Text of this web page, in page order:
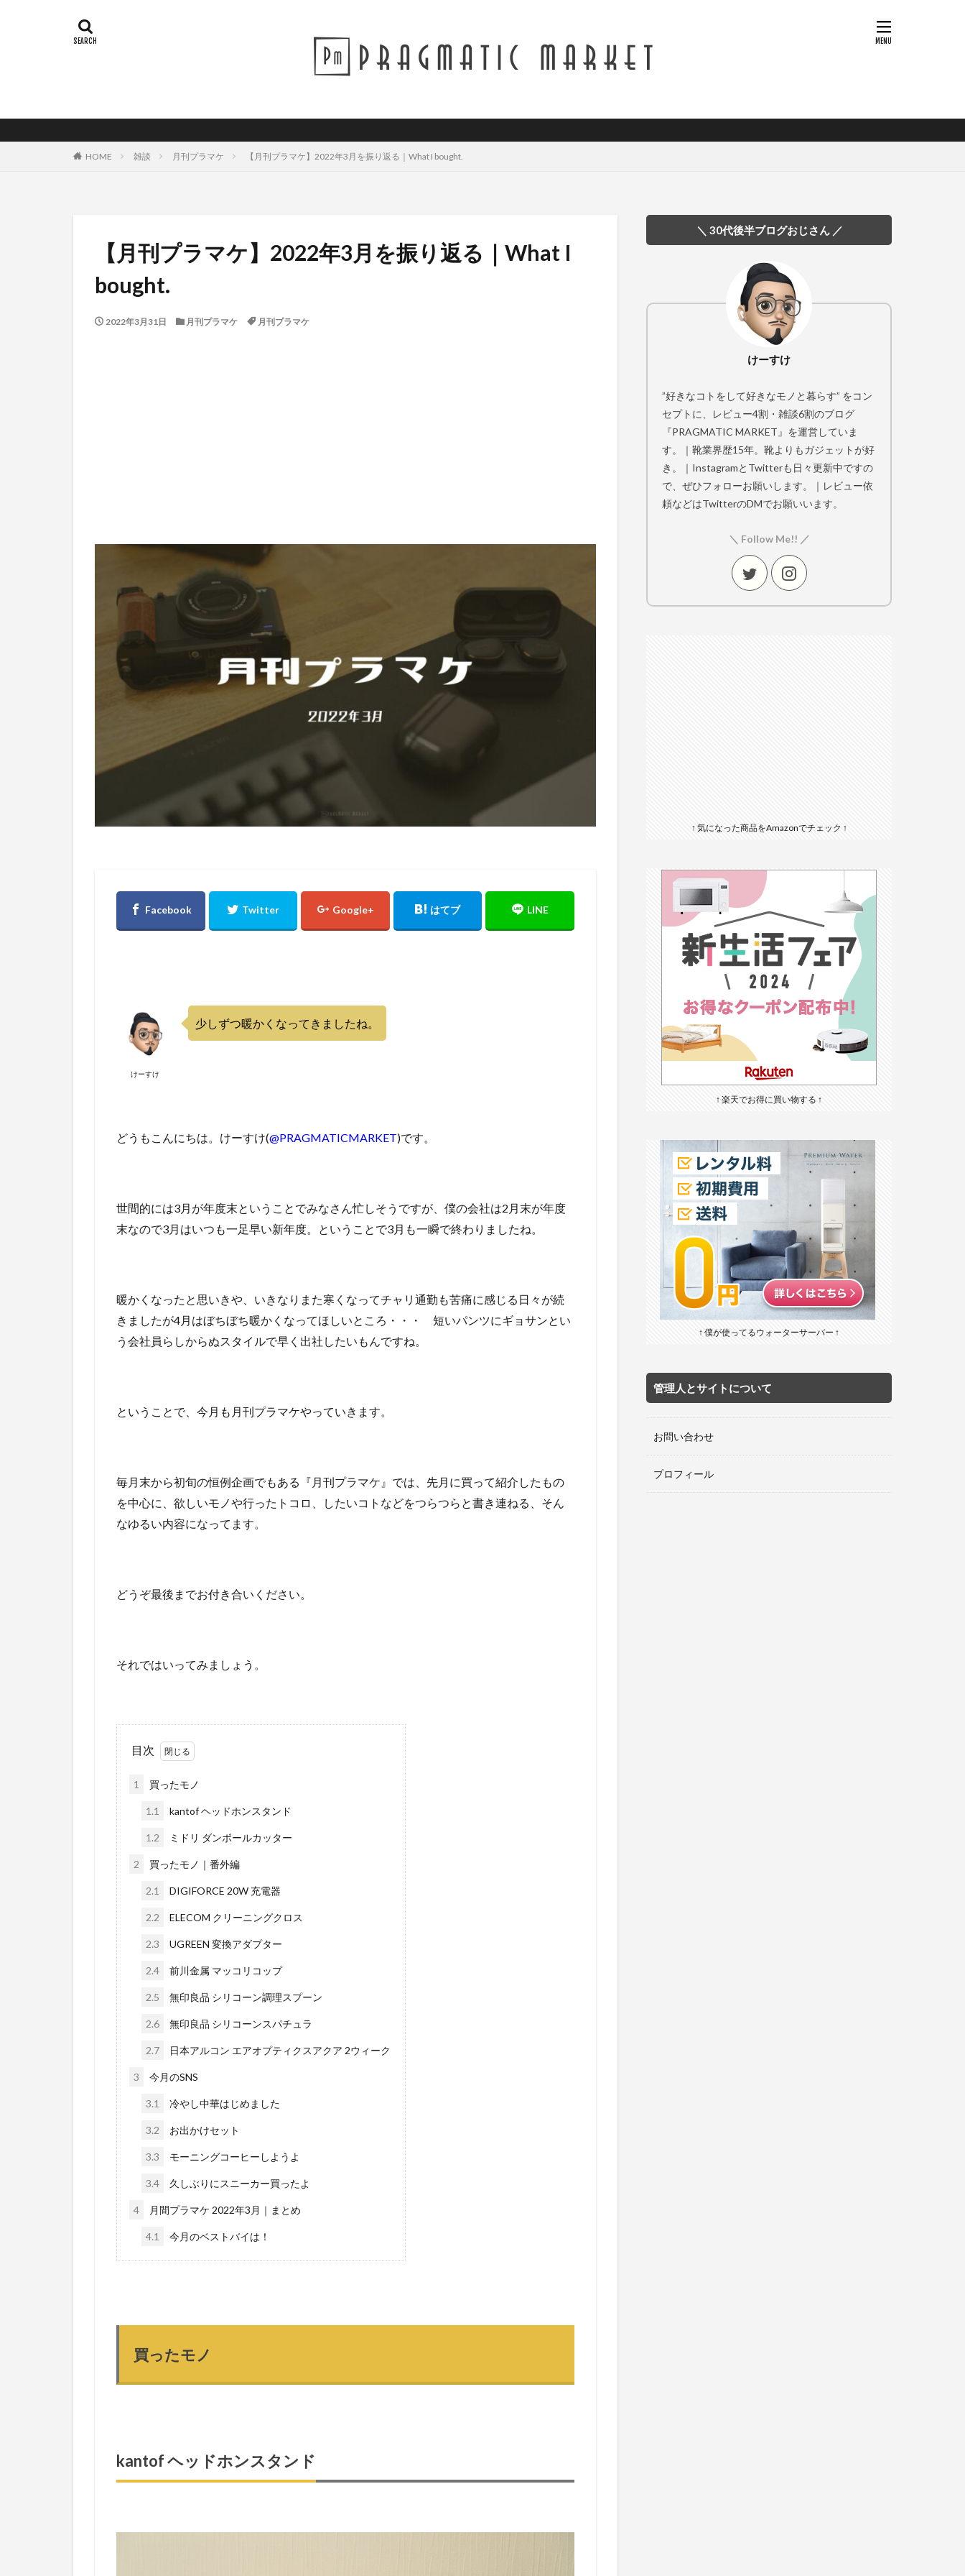
HOME 雑談 月刊プラマケ 【月刊プラマケ】2022年3月を振り返る｜What I bought.
【月刊プラマケ】2022年3月を振り返る｜What I
bought.
2022年3月31日 月刊プラマケ 月刊プラマケ
けーすけ
少しずつ暖かくなってきましたね。
どうもこんにちは。けーすけ(@PRAGMATICMARKET)です。
世間的には3月が年度末ということでみなさん忙しそうですが、僕の会社は2月末が年度
末なので3月はいつも一足早い新年度。ということで3月も一瞬で終わりましたね。
暖かくなったと思いきや、いきなりまた寒くなってチャリ通勤も苦痛に感じる日々が続
きましたが4月はぼちぼち暖かくなってほしいところ・・・ 短いパンツにギョサンとい
う会社員らしからぬスタイルで早く出社したいもんですね。
ということで、今月も月刊プラマケやっていきます。
毎月末から初旬の恒例企画でもある『月刊プラマケ』では、先月に買って紹介したもの
を中心に、欲しいモノや行ったトコロ、したいコトなどをつらつらと書き連ねる、そん
なゆるい内容になってます。
どうぞ最後までお付き合いください。
それではいってみましょう。
目次
1 買ったモノ
1.1 kantof ヘッドホンスタンド
1.2 ミドリ ダンボールカッター
2 買ったモノ｜番外編
2.1 DIGIFORCE 20W 充電器
2.2 ELECOM クリーニングクロス
2.3 UGREEN 変換アダプター
2.4 前川金属 マッコリコップ
2.5 無印良品 シリコーン調理スプーン
2.6 無印良品 シリコーンスパチュラ
2.7 日本アルコン エアオプティクスアクア 2ウィーク
3 今月のSNS
3.1 冷やし中華はじめました
3.2 お出かけセット
3.3 モーニングコーヒーしようよ
3.4 久しぶりにスニーカー買ったよ
4 月間プラマケ 2022年3月｜まとめ
4.1 今月のベストバイは！
買ったモノ
kantof ヘッドホンスタンド
＼ 30代後半ブログおじさん ／
けーすけ
”好きなコトをして好きなモノと暮らす” をコン
セプトに、レビュー4割・雑談6割のブログ
『PRAGMATIC MARKET』を運営していま
す。｜靴業界歴15年。靴よりもガジェットが好
き。｜InstagramとTwitterも日々更新中ですの
で、ぜひフォローお願いします。｜レビュー依
頼などはTwitterのDMでお願いいます。
＼ Follow Me!! ／
↑ 気になった商品をAmazonでチェック ↑
↑ 楽天でお得に買い物する ↑
↑ 僕が使ってるウォーターサーバー ↑
管理人とサイトについて
お問い合わせ
プロフィール